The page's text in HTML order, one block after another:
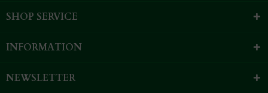
SHOP SERVICE
INFORMATION
NEWSLETTER